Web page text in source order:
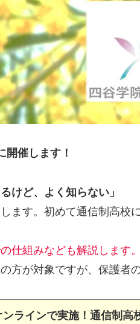
開催します！
けど、よく知らない」
ます。初めて通信制高校
仕組みなども解説します。
方が対象ですが、保護者
ラインで実施！通信制高